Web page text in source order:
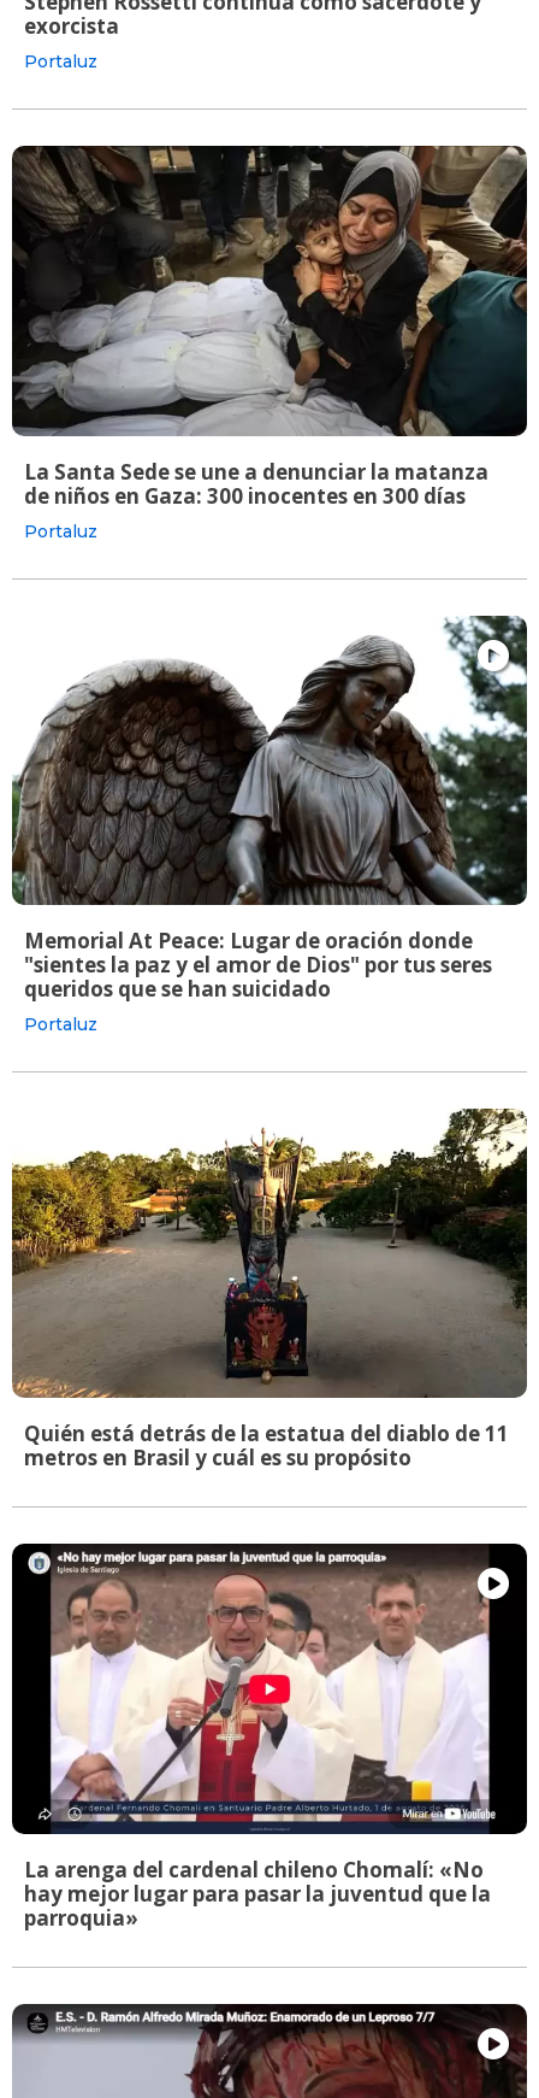
exorcista
Portaluz
La Santa Sede se une a denunciar la matanza
de niños en Gaza: 300 inocentes en 300 días
Portaluz
Memorial At Peace: Lugar de oración donde
"sientes la paz y el amor de Dios" por tus seres
queridos que se han suicidado
Portaluz
Quién está detrás de la estatua del diablo de 11
metros en Brasil y cuál es su propósito
La arenga del cardenal chileno Chomalí: «No
hay mejor lugar para pasar la juventud que la
parroquia»